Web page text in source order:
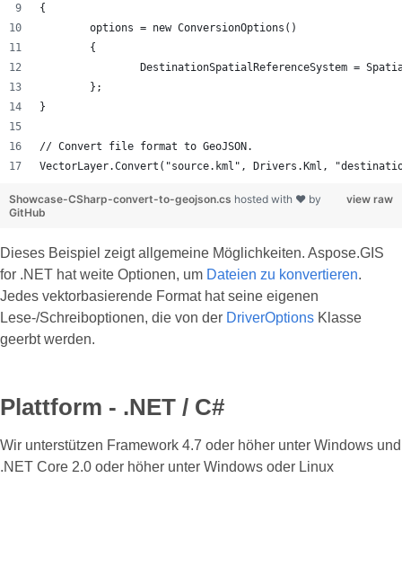
{
	options = new ConversionOptions()
	{
DestinationSpatialReferenceSystem =
	};
}
// Convert file format to GeoJSON.
VectorLayer.Convert("source.kml", Drivers.Kml,
view raw
Showcase-CSharp-convert-to-geojson.cs hosted with ❤ by
GitHub
Dieses Beispiel zeigt allgemeine Möglichkeiten. Aspose.GIS
for .NET hat weite Optionen, um Dateien zu konvertieren.
Jedes vektorbasierende Format hat seine eigenen
Lese-/Schreiboptionen, die von der DriverOptions Klasse
geerbt werden.
Plattform - .NET / C#
Wir unterstützen Framework 4.7 oder höher unter Windows und
.NET Core 2.0 oder höher unter Windows oder Linux